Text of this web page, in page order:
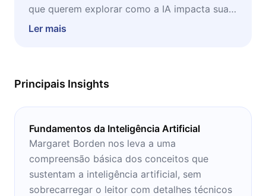
que querem explorar como a IA impacta suas
disciplinas, pois essas tecnologias, como
as implicações éticas e filosóficas da IA no
Ler mais
Principais Insights
Fundamentos da Inteligência Artificial
Margaret Borden nos leva a uma
compreensão básica dos conceitos que
sustentam a inteligência artificial, sem
sobrecarregar o leitor com detalhes técnicos